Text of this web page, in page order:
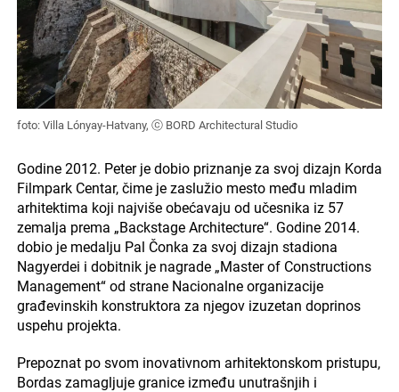
foto: Villa Lónyay-Hatvany, ⓒ BORD Architectural Studio
Godine 2012. Peter je dobio priznanje za svoj dizajn Korda
Filmpark Centar, čime je zaslužio mesto među mladim
arhitektima koji najviše obećavaju od učesnika iz 57
zemalja prema „Backstage Architecture“. Godine 2014.
dobio je medalju Pal Čonka za svoj dizajn stadiona
Nagyerdei i dobitnik je nagrade „Master of Constructions
Management“ od strane Nacionalne organizacije
građevinskih konstruktora za njegov izuzetan doprinos
uspehu projekta.
Prepoznat po svom inovativnom arhitektonskom pristupu,
Bordas zamagljuje granice između unutrašnjih i